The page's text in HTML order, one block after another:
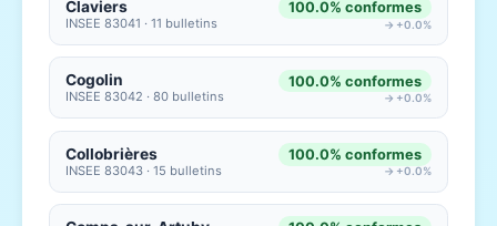
Claviers
INSEE 83041 · 11 bulletins
100.0% conformes
→ +0.0%
Cogolin
INSEE 83042 · 80 bulletins
100.0% conformes
→ +0.0%
Collobrières
INSEE 83043 · 15 bulletins
100.0% conformes
→ +0.0%